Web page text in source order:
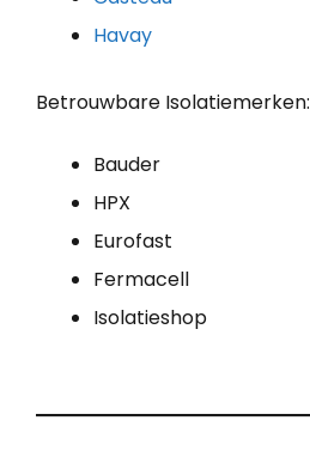
Havay
Betrouwbare Isolatiemerken:
Bauder
HPX
Eurofast
Fermacell
Isolatieshop